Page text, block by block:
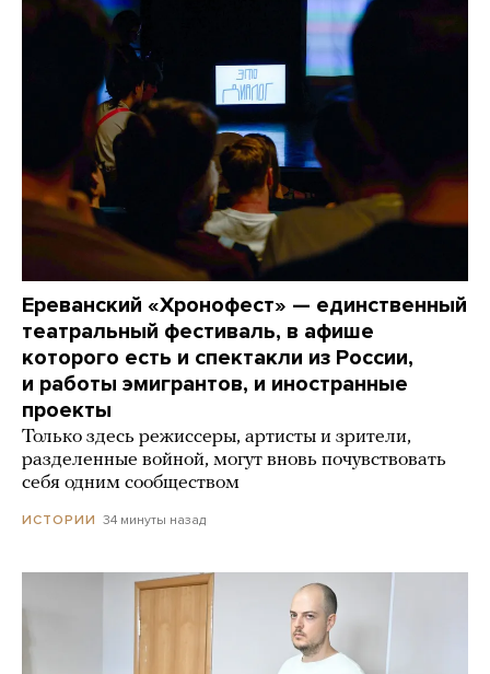
Ереванский «Хронофест» — единственный
театральный фестиваль, в афише
которого есть и спектакли из России,
и работы эмигрантов, и иностранные
проекты
Только здесь режиссеры, артисты и зрители,
разделенные войной, могут вновь почувствовать
себя одним сообществом
ИСТОРИИ 34 минуты назад